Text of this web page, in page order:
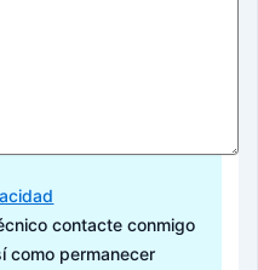
contacte conmigo
como permanecer